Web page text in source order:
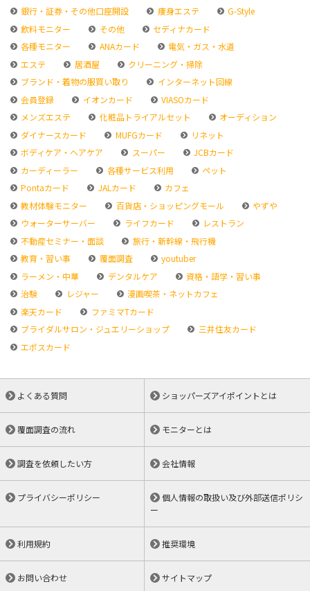
銀行・証券・その他口座開設
痩身エステ
G-Style
飲料モニター
その他
セディナカード
各種モニター
ANAカード
電気・ガス・水道
エステ
居酒屋
クリーニング・掃除
ブランド・着物の服買い取り
インターネット回線
会員登録
イオンカード
VIASOカード
メンズエステ
化粧品トライアルセット
オーディション
ダイナースカード
MUFGカード
リネット
ボディケア・ヘアケア
スーパー
JCBカード
カーディーラー
各種サービス利用
ペット
Pontaカード
JALカード
カフェ
教材体験モニター
百貨店・ショッピングモール
やずや
ウォーターサーバー
ライフカード
レストラン
不動産セミナー・面談
旅行・新幹線・飛行機
教育・習い事
覆面調査
youtuber
ラーメン・中華
デンタルケア
資格・語学・習い事
治験
レジャー
漫画喫茶・ネットカフェ
楽天カード
ファミマTカード
ブライダルサロン・ジュエリーショップ
三井住友カード
エポスカード
よくある質問 ショッパーズアイポイントとは
覆面調査の流れ モニターとは
調査を依頼したい方 会社情報
プライバシーポリシー
個人情報の取扱い及び外部送信ポリシ
ー
利用規約 推奨環境
お問い合わせ サイトマップ